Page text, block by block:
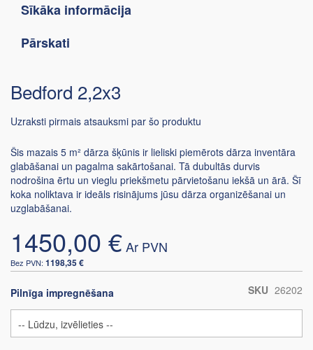
Bedford 2,2x3
Uzraksti pirmais atsauksmi par šo produktu
Šis mazais 5 m² dārza šķūnis ir lieliski piemērots dārza inventāra
glabāšanai un pagalma sakārtošanai. Tā dubultās durvis
nodrošina ērtu un vieglu priekšmetu pārvietošanu iekšā un ārā. Šī
koka noliktava ir ideāls risinājums jūsu dārza organizēšanai un
uzglabāšanai.
1450,00 €
1198,35 €
SKU 26202
Pilnīga impregnēšana
Sīkāka informācija
Pārskati